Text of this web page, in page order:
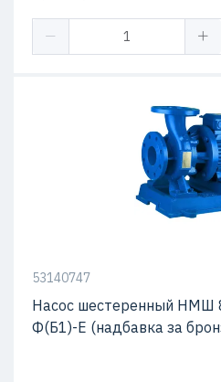
53140747
Насос шестеренный НМШ
Ф(Б1)-Е (надбавка за